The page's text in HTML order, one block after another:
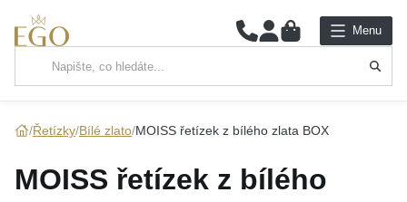
0 Menu
Hlavní kategorie
Řetízky Bílé zlato MOISS řetízek z bílého zlata BOX
MOISS řetízek z bílého